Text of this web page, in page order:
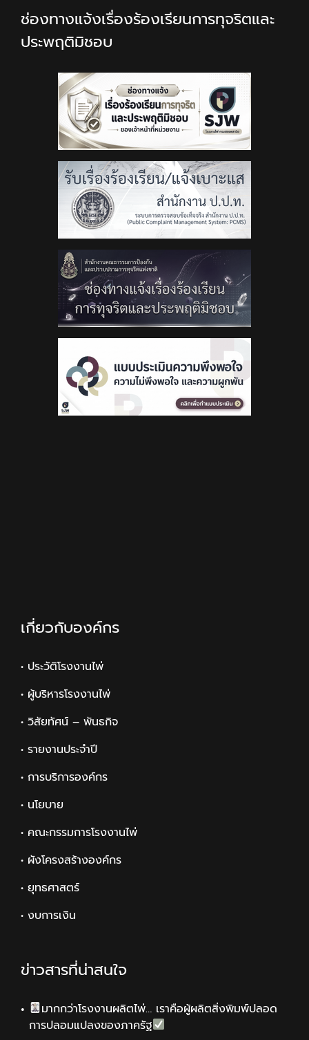
ช่องทางแจ้งเรื่องร้องเรียนการทุจริตและ
ประพฤติมิชอบ
เกี่ยวกับองค์กร
• ประวัติโรงงานไพ่
• ผู้บริหารโรงงานไพ่
• วิสัยทัศน์ – พันธกิจ
• รายงานประจำปี
• การบริการองค์กร
• นโยบาย
• คณะกรรมการโรงงานไพ่
• ผังโครงสร้างองค์กร
• ยุทธศาสตร์
• งบการเงิน
ข่าวสารที่น่าสนใจ
มากกว่าโรงงานผลิตไพ่… เราคือผู้ผลิตสิ่งพิมพ์ปลอด
การปลอมแปลงของภาครัฐ